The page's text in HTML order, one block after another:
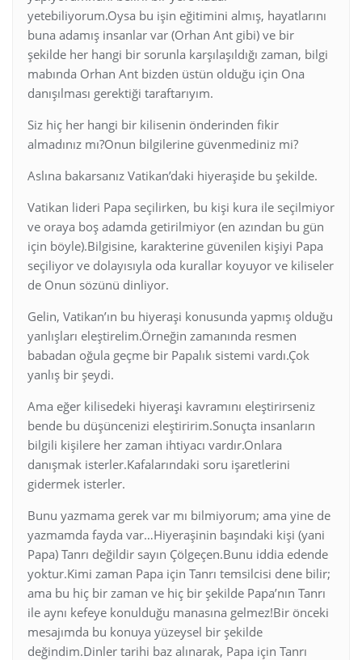
yetebiliyorum.Oysa bu işin eğitimini almış, hayatlarını
buna adamış insanlar var (Orhan Ant gibi) ve bir
şekilde her hangi bir sorunla karşılaşıldığı zaman, bilgi
mabında Orhan Ant bizden üstün olduğu için Ona
danışılması gerektiği taraftarıyım.
Siz hiç her hangi bir kilisenin önderinden fikir
almadınız mı?Onun bilgilerine güvenmediniz mi?
Aslına bakarsanız Vatikan’daki hiyeraşide bu şekilde.
Vatikan lideri Papa seçilirken, bu kişi kura ile seçilmiyor
ve oraya boş adamda getirilmiyor (en azından bu gün
için böyle).Bilgisine, karakterine güvenilen kişiyi Papa
seçiliyor ve dolayısıyla oda kurallar koyuyor ve kiliseler
de Onun sözünü dinliyor.
Gelin, Vatikan’ın bu hiyeraşi konusunda yapmış olduğu
yanlışları eleştirelim.Örneğin zamanında resmen
babadan oğula geçme bir Papalık sistemi vardı.Çok
yanlış bir şeydi.
Ama eğer kilisedeki hiyeraşi kavramını eleştirirseniz
bende bu düşüncenizi eleştiririm.Sonuçta insanların
bilgili kişilere her zaman ihtiyacı vardır.Onlara
danışmak isterler.Kafalarındaki soru işaretlerini
gidermek isterler.
Bunu yazmama gerek var mı bilmiyorum; ama yine de
yazmamda fayda var…Hiyeraşinin başındaki kişi (yani
Papa) Tanrı değildir sayın Çölgeçen.Bunu iddia edende
yoktur.Kimi zaman Papa için Tanrı temsilcisi dene bilir;
ama bu hiç bir zaman ve hiç bir şekilde Papa’nın Tanrı
ile aynı kefeye konulduğu manasına gelmez!Bir önceki
mesajımda bu konuya yüzeysel bir şekilde
değindim.Dinler tarihi baz alınarak, Papa için Tanrı